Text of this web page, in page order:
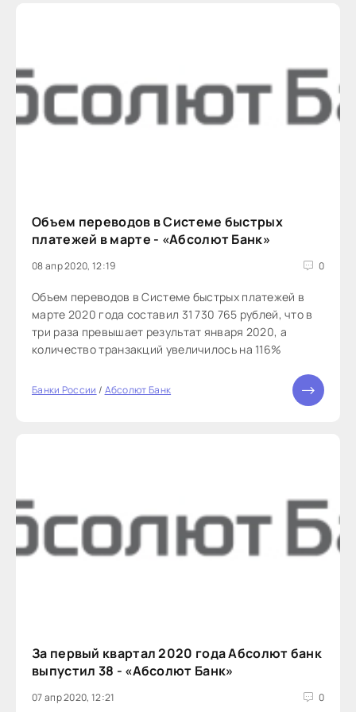
Объем переводов в Системе быстрых
платежей в марте - «Абсолют Банк»
08 апр 2020, 12:19 0
Объем переводов в Системе быстрых платежей в
марте 2020 года составил 31 730 765 рублей, что в
три раза превышает результат января 2020, а
количество транзакций увеличилось на 116%
Банки России / Абсолют Банк
За первый квартал 2020 года Абсолют банк
выпустил 38 - «Абсолют Банк»
07 апр 2020, 12:21 0